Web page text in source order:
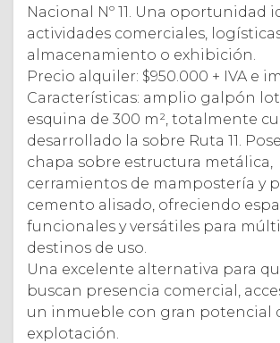
Nacional Nº 11. Una oportunidad
actividades comerciales,
almacenamiento o exhibición.
Precio alquiler: $950.000 + IVA e
Características: amplio galpón
esquina de 300 m², totalmente
desarrollado la sobre Ruta 11.
chapa sobre estructura metálica,
cerramientos de mampostería y
cemento alisado, ofreciendo
funcionales y versátiles para
destinos de uso.
Una excelente alternativa para
buscan presencia comercial,
un inmueble con gran potencial
explotación.